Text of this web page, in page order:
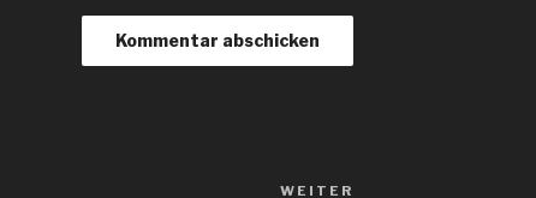
WEITER